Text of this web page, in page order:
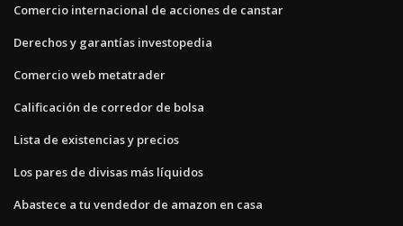
Comercio internacional de acciones de canstar
Derechos y garantías investopedia
Comercio web metatrader
Calificación de corredor de bolsa
Lista de existencias y precios
Los pares de divisas más líquidos
Abastece a tu vendedor de amazon en casa